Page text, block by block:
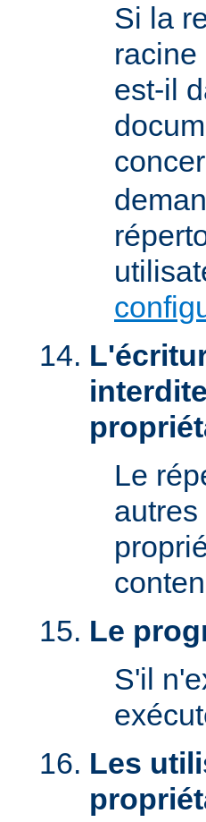
Si la
racine
est-il
Le
Le
S'il
Les